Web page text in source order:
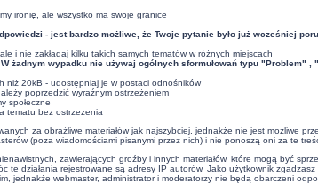
ironię, ale wszystko ma swoje granice
- jest bardzo możliwe, że Twoje pytanie było już wcześniej
i nie zakładaj kilku takich samych tematów w różnych miejscach
W żadnym wypadku nie używaj ogólnych sformułowań typu "Problem" ,
niż 20kB - udostępniaj je w postaci odnośników
poprzedzić wyraźnym ostrzeżeniem
społeczne
tematu bez ostrzeżenia
za obraźliwe materiałów jak najszybciej, jednakże nie jest możliwe
(poza wiadomościami pisanymi przez nich) i nie ponoszą oni za te
zawierających groźby i innych materiałów, które mogą być
te działania rejestrowane są adresy IP autorów. Jako użytkownik
webmaster, administrator i moderatorzy nie będą obarczeni